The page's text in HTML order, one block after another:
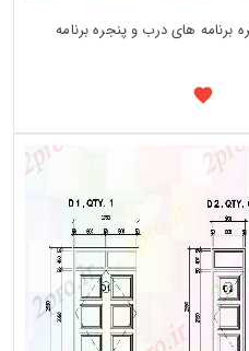
برنامه های درب و پنجره برنامه